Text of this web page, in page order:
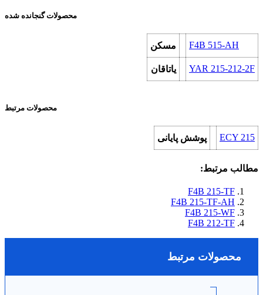
محصولات گنجانده شده
مسکن F4B 515-AH
یاتاقان YAR 215-212-2F
محصولات مرتبط
پوشش پایانی ECY 215
مطالب مرتبط:
F4B 215-TF
F4B 215-TF-AH
F4B 215-WF
F4B 212-TF
محصولات مرتبط